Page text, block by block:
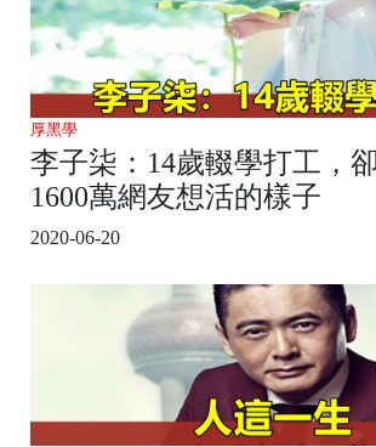
厚黑學
李子柒：14歲輟學打工，
1600萬網友想活的樣子
2020-06-20